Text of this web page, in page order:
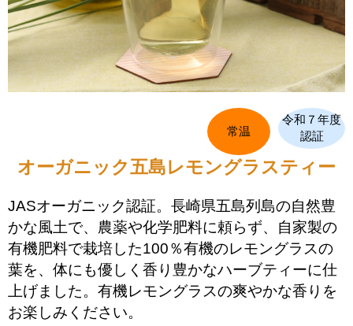
令和７年度
認証
常温
オーガニック五島レモングラスティー
JASオーガニック認証。長崎県五島列島の自然豊
かな風土で、農薬や化学肥料に頼らず、自家製の
有機肥料で栽培した100％有機のレモングラスの
葉を、体にも優しく香り豊かなハーブティーに仕
上げました。有機レモングラスの爽やかな香りを
お楽しみください。